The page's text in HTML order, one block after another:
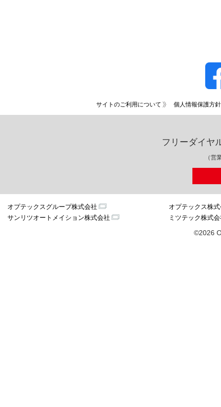
サイトのご利用について 個人情報保護方針
フリーダイヤ
（営
オプテックスグループ株式会社
オプテックス株
サンリツオートメイション株式会社
ミツテック株式
©2026